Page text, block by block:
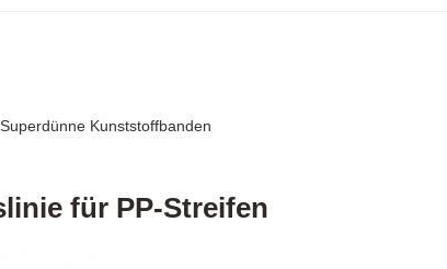
Kunststoffbanden
für PP-Streifen